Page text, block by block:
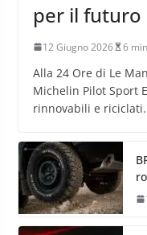
per il futuro
12 Giugno 2026 6
Alla 24 Ore di Le
Michelin Pilot Sport
rinnovabili e riciclati.